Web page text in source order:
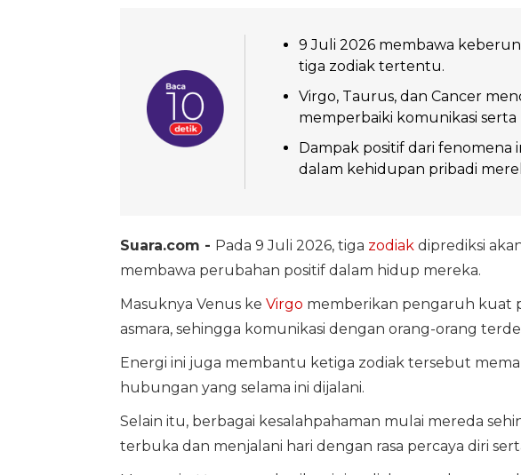
9 Juli 2026 membawa
tiga zodiak tertentu.
Virgo, Taurus, dan Cancer
memperbaiki komunikasi
Dampak positif dari
dalam kehidupan pribadi
Suara.com - Pada 9 Juli 2026, tiga zodiak diprediksi
membawa perubahan positif dalam hidup mereka.
Masuknya Venus ke Virgo memberikan pengaruh kuat
asmara, sehingga komunikasi dengan orang-orang
Energi ini juga membantu ketiga zodiak tersebut
hubungan yang selama ini dijalani.
Selain itu, berbagai kesalahpahaman mulai mereda
terbuka dan menjalani hari dengan rasa percaya diri